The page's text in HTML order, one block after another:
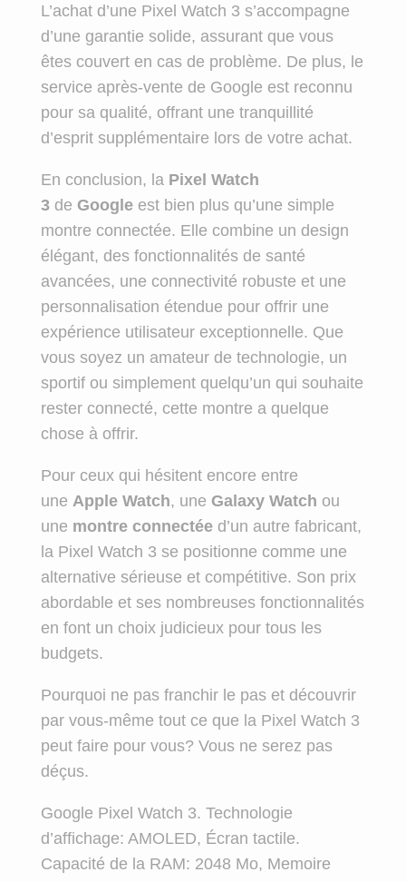
L’achat d’une Pixel Watch 3 s’accompagne
d’une garantie solide, assurant que vous
êtes couvert en cas de problème. De plus, le
service après-vente de Google est reconnu
pour sa qualité, offrant une tranquillité
d’esprit supplémentaire lors de votre achat.
En conclusion, la Pixel Watch
3de Googleest bien plus qu’une simple
montre connectée. Elle combine un design
élégant, des fonctionnalités de santé
avancées, une connectivité robuste et une
personnalisation étendue pour offrir une
expérience utilisateur exceptionnelle. Que
vous soyez un amateur de technologie, un
sportif ou simplement quelqu’un qui souhaite
rester connecté, cette montre a quelque
chose à offrir.
Pour ceux qui hésitent encore entre
une Apple Watch, une Galaxy Watch ou
une montre connectéed’un autre fabricant,
la Pixel Watch 3 se positionne comme une
alternative sérieuse et compétitive. Son prix
abordable et ses nombreuses fonctionnalités
en font un choix judicieux pour tous les
budgets.
Pourquoi ne pas franchir le pas et découvrir
par vous-même tout ce que la Pixel Watch 3
peut faire pour vous? Vous ne serez pas
déçus.
Google Pixel Watch 3. Technologie
d’affichage: AMOLED, Écran tactile.
Capacité de la RAM: 2048 Mo, Memoire